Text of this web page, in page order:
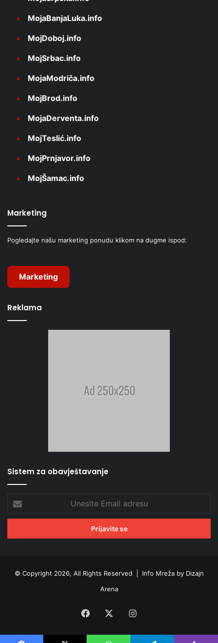
MojaBanjaLuka.info
MojDoboj.info
MojSrbac.info
MojaModriča.info
MojBrod.info
MojaDerventa.info
MojTeslić.info
MojPrnjavor.info
MojŠamac.info
Marketing
Pogledajte našu marketing ponudu klikom na dugme ispod:
Marketing
Reklama
Sistem za obavještavanje
Email
adresu
© Copyright 2026, All Rights Reserved | Info Mreža by Dizajn
Arena
Facebook Instagram